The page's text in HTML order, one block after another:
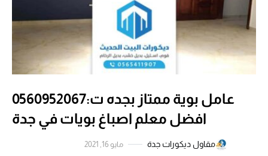
عامل بوية ممتاز بجده ت:0560952067
افضل معلم اصباغ بويات في جدة
مقاول ديكورات جدة مايو 16, 2021